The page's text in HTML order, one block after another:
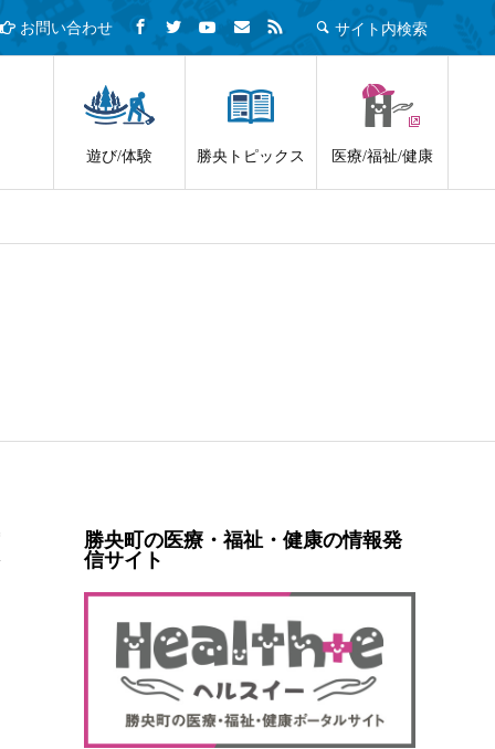
お問い合わせ サイト内検索
遊び/体験 勝央トピックス 医療/福祉/健康
勝央町の医療・福祉・健康の情報発
信サイト